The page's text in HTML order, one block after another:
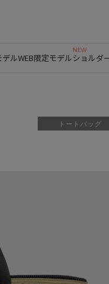
ルWEB限定モデルショルダ
トートバッグ